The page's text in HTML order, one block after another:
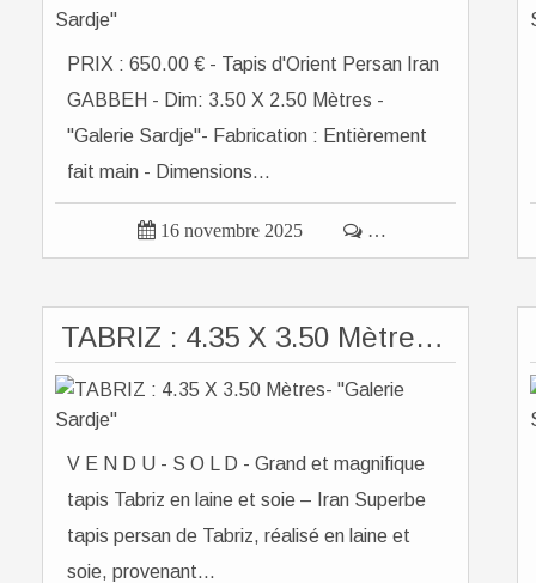
PRIX : 650.00 € - Tapis d'Orient Persan Iran
GABBEH - Dim: 3.50 X 2.50 Mètres -
"Galerie Sardje"- Fabrication : Entièrement
fait main - Dimensions...
 16 novembre 2025  …
TABRIZ : 4.35 X 3.50 Mètres- "Galerie Sardje"
V E N D U - S O L D - Grand et magnifique
tapis Tabriz en laine et soie – Iran Superbe
tapis persan de Tabriz, réalisé en laine et
soie, provenant...